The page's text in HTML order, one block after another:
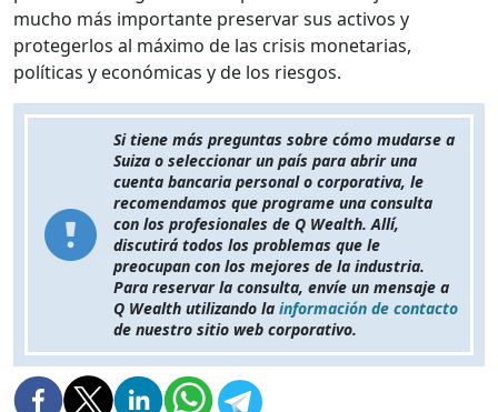
mucho más importante preservar sus activos y
protegerlos al máximo de las crisis monetarias,
políticas y económicas y de los riesgos.
Si tiene más preguntas sobre cómo mudarse a
Suiza o seleccionar un país para abrir una
cuenta bancaria personal o corporativa, le
recomendamos que programe una consulta
con los profesionales de Q Wealth. Allí,
discutirá todos los problemas que le
preocupan con los mejores de la industria.
Para reservar la consulta, envíe un mensaje a
Q Wealth utilizando la información de contacto
de nuestro sitio web corporativo.